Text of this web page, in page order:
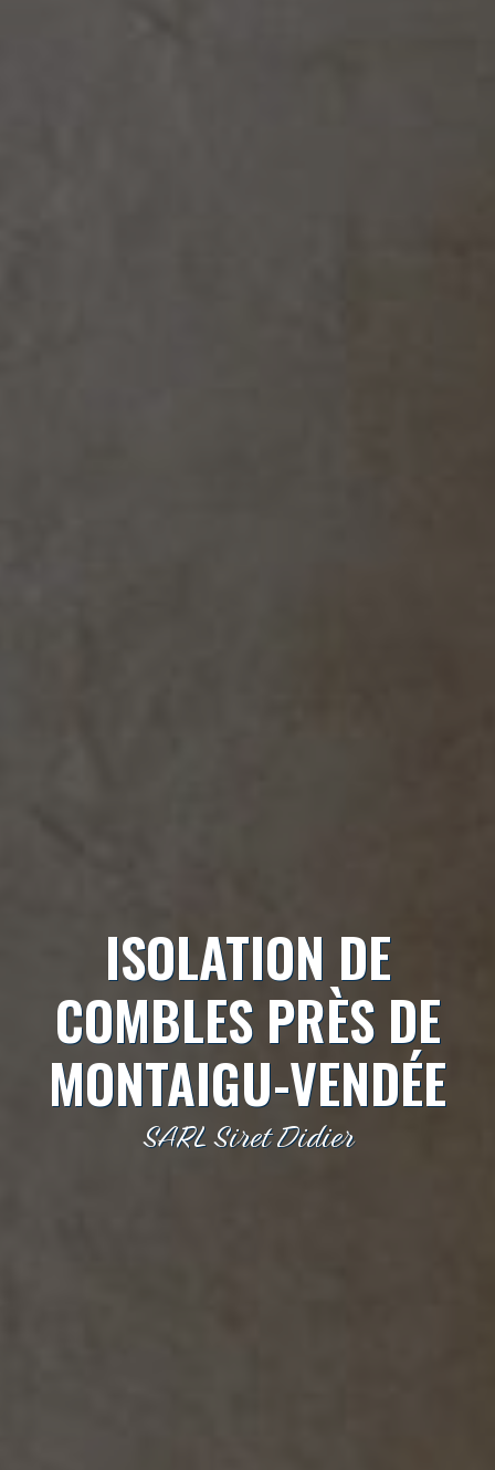
ISOLATION DE
COMBLES PRÈS DE
MONTAIGU-VENDÉE
SARL Siret Didier